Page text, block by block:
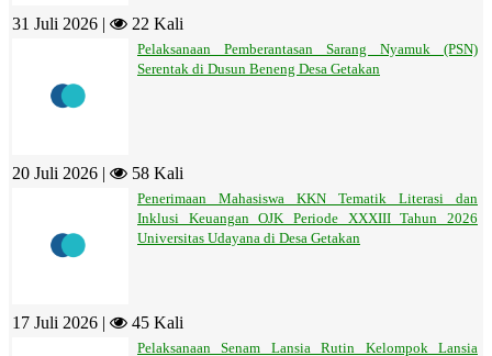
31 Juli 2026 | 22 Kali
Pelaksanaan Pemberantasan Sarang Nyamuk (PSN)
Serentak di Dusun Beneng Desa Getakan
20 Juli 2026 | 58 Kali
Penerimaan Mahasiswa KKN Tematik Literasi dan
Inklusi Keuangan OJK Periode XXXIII Tahun 2026
Universitas Udayana di Desa Getakan
17 Juli 2026 | 45 Kali
Pelaksanaan Senam Lansia Rutin Kelompok Lansia